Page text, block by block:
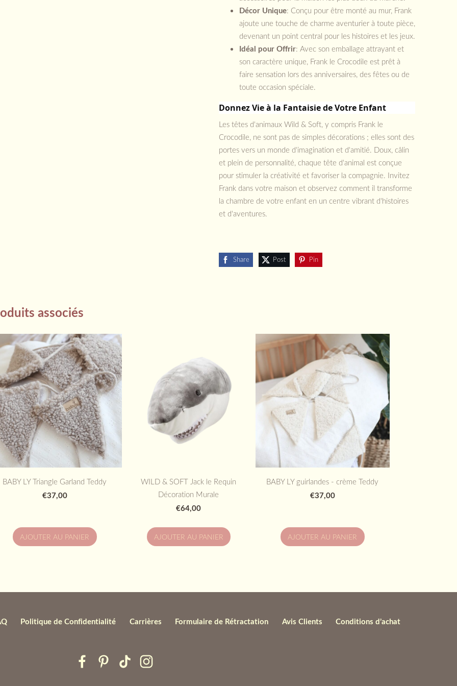
Décor Unique: Conçu pour être monté au mur, Frank
ajoute une touche de charme aventurier à toute pièce,
devenant un point central pour les histoires et les jeux.
Idéal pour Offrir: Avec son emballage attrayant et
son caractère unique, Frank le Crocodile est prêt à
faire sensation lors des anniversaires, des fêtes ou de
toute occasion spéciale.
Donnez Vie à la Fantaisie de Votre Enfant
Les têtes d'animaux Wild & Soft, y compris Frank le
Crocodile, ne sont pas de simples décorations ; elles sont des
portes vers un monde d'imagination et d'amitié. Doux, câlin
et plein de personnalité, chaque tête d'animal est conçue
pour stimuler la créativité et favoriser la compagnie. Invitez
Frank dans votre maison et observez comment il transforme
la chambre de votre enfant en un centre vibrant d'histoires
et d'aventures.
Share Post Pin
associés
BABY LY Triangle Garland Teddy
€37,00
AJOUTER AU PANIER
WILD & SOFT Jack le Requin
Décoration Murale
€64,00
AJOUTER AU PANIER
BABY LY guirlandes - crème Teddy
€37,00
AJOUTER AU PANIER
Politique de Confidentialité Carrières Formulaire de Rétractation Avis Clients Conditions d’achat